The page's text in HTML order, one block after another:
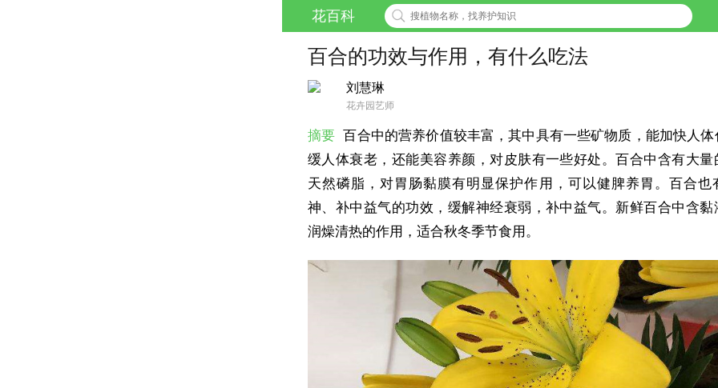
花百科
百合的功效与作用，有什么吃法
刘慧琳
花卉园艺师
摘要 百合中的营养价值较丰富，其中具有一些矿物质，能加快人体
缓人体衰老，还能美容养颜，对皮肤有一些好处。百合中含有大量
天然磷脂，对胃肠黏膜有明显保护作用，可以健脾养胃。百合也
神、补中益气的功效，缓解神经衰弱，补中益气。新鲜百合中含黏
润燥清热的作用，适合秋冬季节食用。